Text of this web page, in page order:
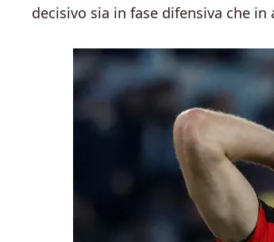
decisivo sia in fase difensiva che in